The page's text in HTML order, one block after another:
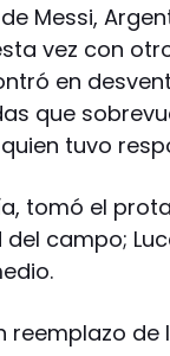
Messi,
vez con
en
que
tuvo
tomó el
campo;
reemplazo de